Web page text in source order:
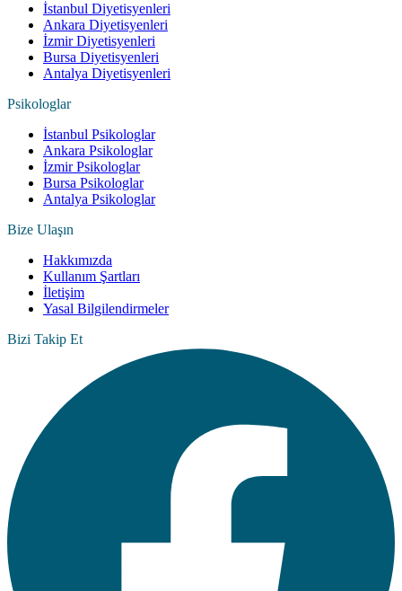
İstanbul Diyetisyenleri
Ankara Diyetisyenleri
İzmir Diyetisyenleri
Bursa Diyetisyenleri
Antalya Diyetisyenleri
Psikologlar
İstanbul Psikologlar
Ankara Psikologlar
İzmir Psikologlar
Bursa Psikologlar
Antalya Psikologlar
Bize Ulaşın
Hakkımızda
Kullanım Şartları
İletişim
Yasal Bilgilendirmeler
Bizi Takip Et